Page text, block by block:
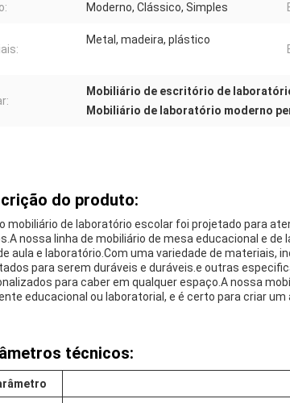
Moderno, Clássico, Simples
Metal, madeira, plástico
Mobiliário de escritório de
Mobiliário de laboratório moderno
do produto:
mobiliário de laboratório escolar foi projetado para
nossa linha de mobiliário de mesa educacional e
aula e laboratório.Com uma variedade de materiais,
para serem duráveis e duráveis.e outras
para caber em qualquer espaço.A nossa
educacional ou laboratorial, e é certo para criar
técnicos: